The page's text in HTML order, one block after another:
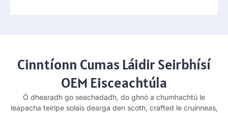
Cinntíonn Cumas Láidir Seirbhísí
OEM Eisceachtúla
Ó dhearadh go seachadadh, do ghnó a chumhachtú le
leapacha teiripe solais dearga den scoth, crafted le cruinneas,